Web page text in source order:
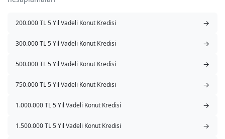
200.000 TL 5 Yıl Vadeli Konut Kredisi →
300.000 TL 5 Yıl Vadeli Konut Kredisi →
500.000 TL 5 Yıl Vadeli Konut Kredisi →
750.000 TL 5 Yıl Vadeli Konut Kredisi →
1.000.000 TL 5 Yıl Vadeli Konut Kredisi →
1.500.000 TL 5 Yıl Vadeli Konut Kredisi →